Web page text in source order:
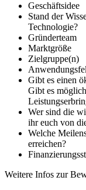
Geschäftsidee
Stand der
Technologie?
Gründerteam
Marktgröße
Zielgruppe(n)
Gibt es einen
Gibt es
Wer sind die
ihr euch von
Welche
erreichen?
Weitere Infos zur